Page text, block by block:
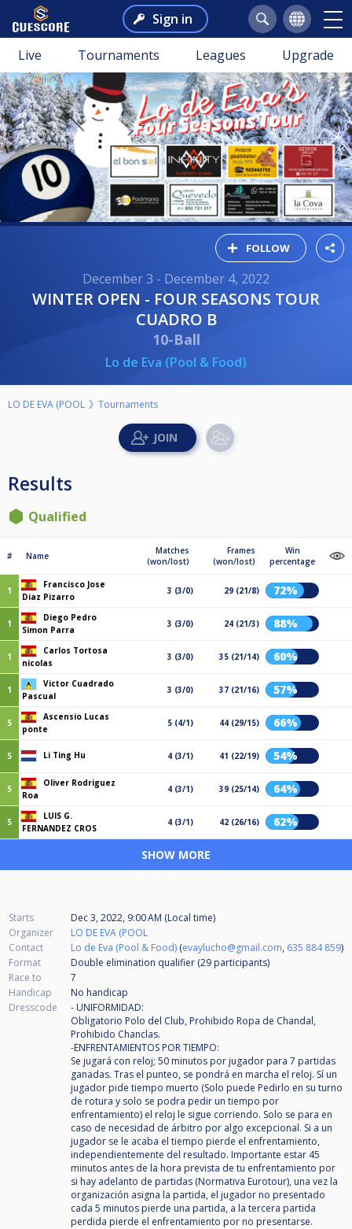
Sign in
Live Tournaments Leagues Upgrade
FOLLOW
December 3 - December 4, 2022
WINTER OPEN - FOUR SEASONS TOUR
CUADRO B
10-Ball
Lo de Eva (Pool & Food)
LO DE EVA (POOL Tournaments
Results
Qualified
# Name
Matches
(won/lost)
Frames
(won/lost)
Win
percentage
1
Francisco Jose
Diaz Pizarro
3 (3/0) 29 (21/8) 72%
1
Diego Pedro
Simon Parra
3 (3/0) 24 (21/3) 88%
1
Carlos Tortosa
nicolas
3 (3/0) 35 (21/14) 60%
1
Victor Cuadrado
Pascual
3 (3/0) 37 (21/16) 57%
5
Ascensio Lucas
ponte
5 (4/1) 44 (29/15) 66%
5 Li Ting Hu 4 (3/1) 41 (22/19) 54%
5
Oliver Rodriguez
Roa
4 (3/1) 39 (25/14) 64%
5
LUIS G.
FERNANDEZ CROS
4 (3/1) 42 (26/16) 62%
SHOW MORE
Starts
Dec 3, 2022, 9:00 AM (Local time)
Organizer
LO DE EVA (POOL
Contact
Lo de Eva (Pool & Food) (evaylucho@gmail.com, 635 884 859)
Format
Double elimination qualifier (29 participants)
Race to
7
Handicap
No handicap
Dresscode
- UNIFORMIDAD:
Obligatorio Polo del Club, Prohibido Ropa de Chandal,
Prohibido Chanclas.
-ENFRENTAMIENTOS POR TIEMPO:
Se jugará con reloj; 50 minutos por jugador para 7 partidas
ganadas. Tras el punteo, se pondrá en marcha el reloj. Sí un
jugador pide tiempo muerto (Solo puede Pedirlo en su turno
de rotura y solo se podra pedir un tiempo por
enfrentamiento) el reloj le sigue corriendo. Solo se para en
caso de necesidad de árbitro por algo excepcional. Si a un
jugador se le acaba el tiempo pierde el enfrentamiento,
independientemente del resultado. Importante estar 45
minutos antes de la hora prevista de tu enfrentamiento por
si hay adelanto de partidas (Normativa Eurotour), una vez la
organización asigna la partida, el jugador no presentado
cada 5 minutos pierde una partida, a la tercera partida
perdida pierde el enfrentamiento por no presentarse.